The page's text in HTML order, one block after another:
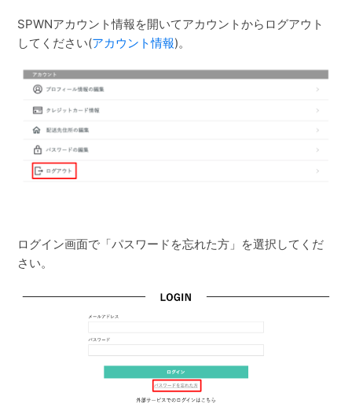
SPWNアカウント情報を開いてアカウントからログアウト
してください(アカウント情報)。
ログイン画面で「パスワードを忘れた方」を選択してくだ
さい。